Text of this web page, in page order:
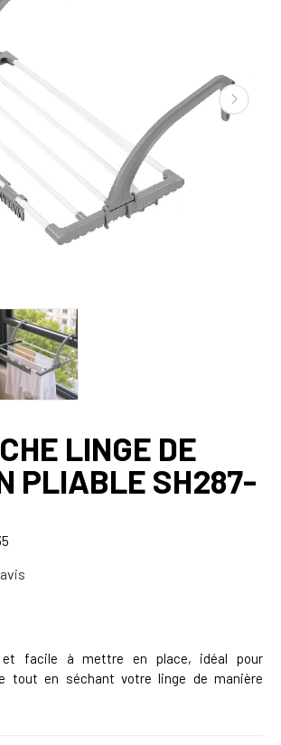
LINGE DE
PLIABLE SH287-
et facile à mettre en place, idéal pour
tout en séchant votre linge de manière